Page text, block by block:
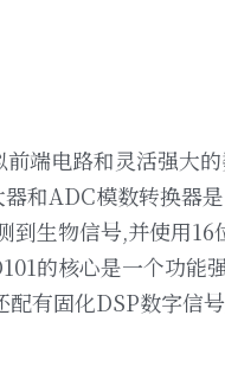
端电路和灵活强大
和ADC模数转换器是
到生物信号,并使用16
的核心是一个功能
有固化DSP数字信